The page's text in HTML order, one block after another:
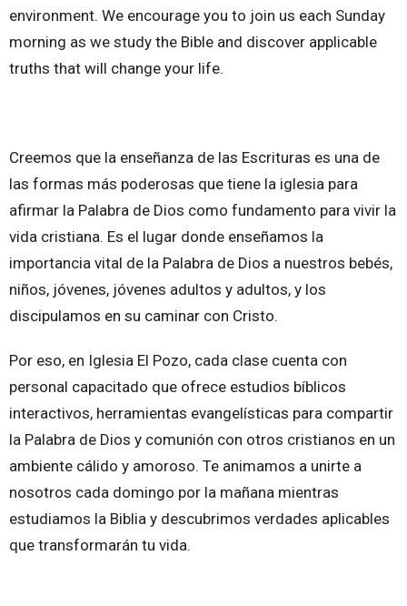
environment. We encourage you to join us each Sunday
morning as we study the Bible and discover applicable
truths that will change your life.
Creemos que la enseñanza de las Escrituras es una de
las formas más poderosas que tiene la iglesia para
afirmar la Palabra de Dios como fundamento para vivir la
vida cristiana. Es el lugar donde enseñamos la
importancia vital de la Palabra de Dios a nuestros bebés,
niños, jóvenes, jóvenes adultos y adultos, y los
discipulamos en su caminar con Cristo.
Por eso, en Iglesia El Pozo, cada clase cuenta con
personal capacitado que ofrece estudios bíblicos
interactivos, herramientas evangelísticas para compartir
la Palabra de Dios y comunión con otros cristianos en un
ambiente cálido y amoroso. Te animamos a unirte a
nosotros cada domingo por la mañana mientras
estudiamos la Biblia y descubrimos verdades aplicables
que transformarán tu vida.